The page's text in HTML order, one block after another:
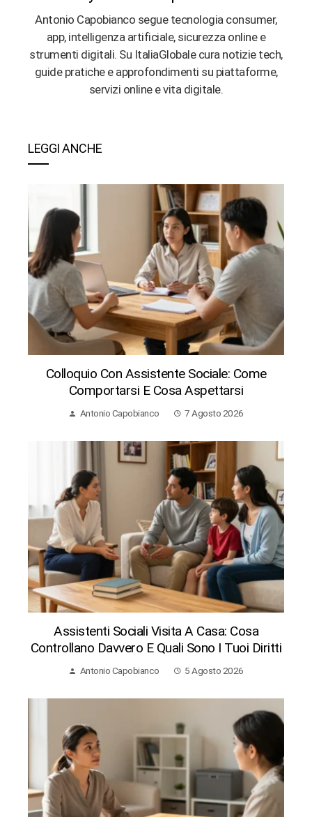
Antonio Capobianco segue tecnologia consumer,
app, intelligenza artificiale, sicurezza online e
strumenti digitali. Su ItaliaGlobale cura notizie tech,
guide pratiche e approfondimenti su piattaforme,
servizi online e vita digitale.
LEGGI ANCHE
Colloquio Con Assistente Sociale: Come
Comportarsi E Cosa Aspettarsi
Antonio Capobianco 7 Agosto 2026
Assistenti Sociali Visita A Casa: Cosa
Controllano Davvero E Quali Sono I Tuoi Diritti
Antonio Capobianco 5 Agosto 2026